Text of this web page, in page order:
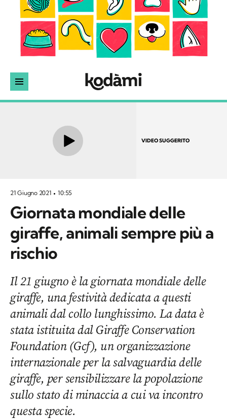
VIDEO SUGGERITO
21 Giugno 2021 10:55
Giornata mondiale delle
giraffe, animali sempre più a
rischio
Il 21 giugno è la giornata mondiale delle
giraffe, una festività dedicata a questi
animali dal collo lunghissimo. La data è
stata istituita dal Giraffe Conservation
Foundation (Gcf), un organizzazione
internazionale per la salvaguardia delle
giraffe, per sensibilizzare la popolazione
sullo stato di minaccia a cui va incontro
questa specie.